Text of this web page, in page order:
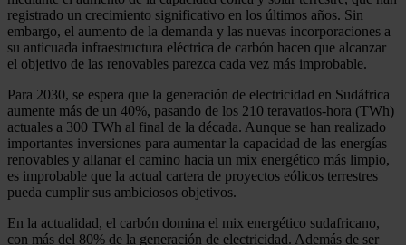
registrado un crecimiento significativo en los últimos años. Sin
embargo, el aumento de la demanda y las nuevas incorporaciones a
su anticuada infraestructura eléctrica de carbón hacen que alcanzar
el objetivo de las renovables parezca cada vez más improbable.
Para 2030, se espera que la generación de electricidad en Sudáfrica
aumente más de un 40%, pasando de los 210 teravatios-hora (TWh)
actuales a 300 TWh al final de la década. Aunque se han realizado
importantes inversiones para aumentar la capacidad de las energías
renovables y allanar el camino hacia un mix energético más limpio,
es improbable que la actual cartera de proyectos eólicos terrestres
pueda cumplir sus ambiciosos objetivos.
En la actualidad, el carbón domina el mix energético sudafricano,
con más del 80% de la generación de electricidad. Además de ser